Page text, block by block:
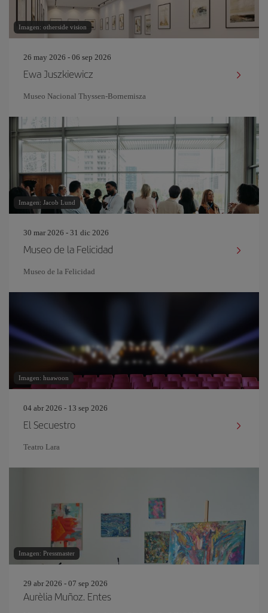
Imagen: otherside vision
26 may 2026 - 06 sep 2026
Ewa Juszkiewicz
Museo Nacional Thyssen-Bornemisza
Imagen: Jacob Lund
30 mar 2026 - 31 dic 2026
Museo de la Felicidad
Museo de la Felicidad
Imagen: huawoon
04 abr 2026 - 13 sep 2026
El Secuestro
Teatro Lara
Imagen: Pressmaster
29 abr 2026 - 07 sep 2026
Aurèlia Muñoz. Entes